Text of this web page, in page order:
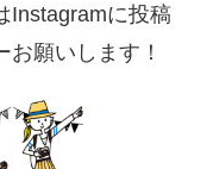
Instagramに投稿
願いします！